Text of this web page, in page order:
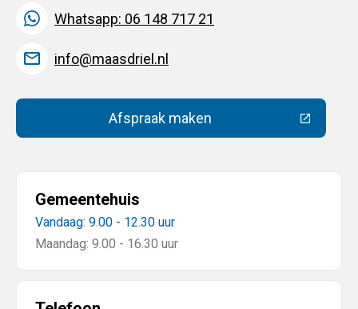
Whatsapp: 06 148 717 21
info@maasdriel.nl
Afspraak maken(Deze link gaat naar een
Gemeentehuis
Vandaag: 9.00 - 12.30 uur
Maandag: 9.00 - 16.30 uur